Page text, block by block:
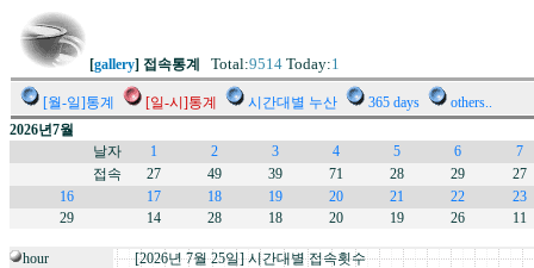
[gallery] 접속통계 Total:9514 Today:1
[월-일]통계 [일-시]통계 시간대별 누산 365 days
others..
2026년7월
날자
1 2 3 4 5 6
7
접속
27 49 39 71 28 29
27
16
17 18 19 20 21 22
23
29
14 28 18 20 19 26 11
hour
[2026년 7월 25일] 시간대별 접속횟수